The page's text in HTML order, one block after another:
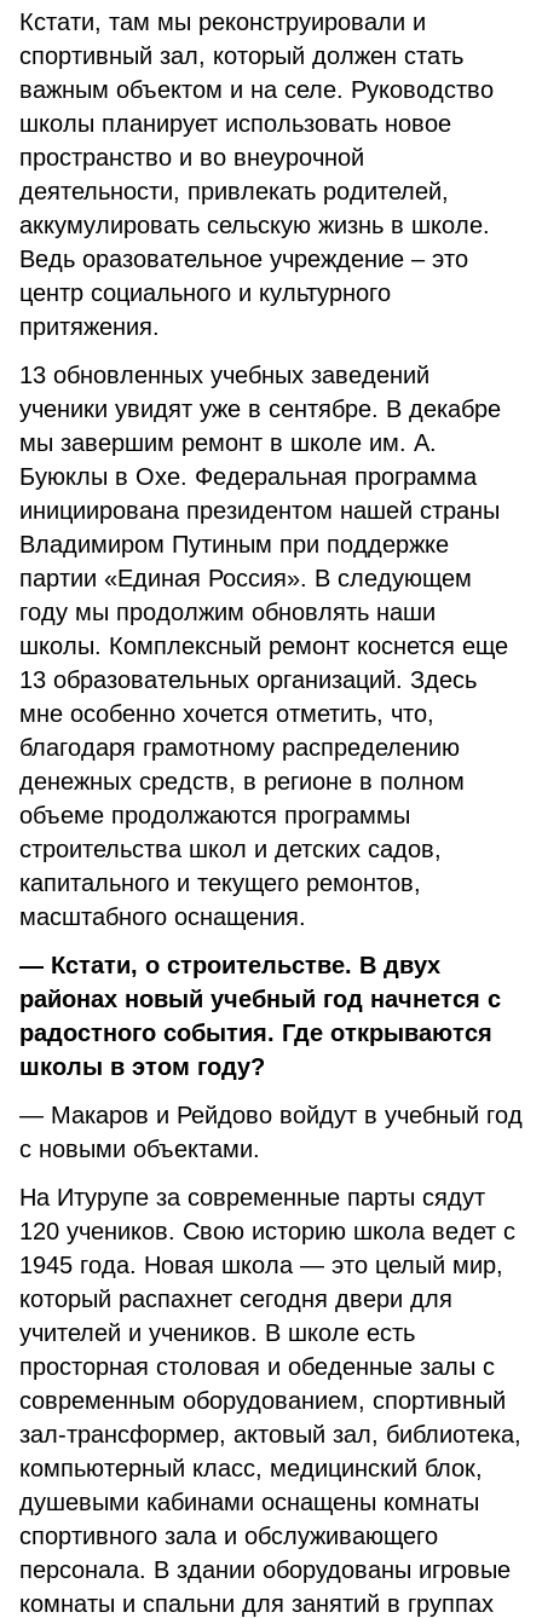
Кстати, там мы реконструировали и
спортивный зал, который должен стать
важным объектом и на селе. Руководство
школы планирует использовать новое
пространство и во внеурочной
деятельности, привлекать родителей,
аккумулировать сельскую жизнь в школе.
Ведь оразовательное учреждение – это
центр социального и культурного
притяжения.
13 обновленных учебных заведений
ученики увидят уже в сентябре. В декабре
мы завершим ремонт в школе им. А.
Буюклы в Охе. Федеральная программа
инициирована президентом нашей страны
Владимиром Путиным при поддержке
партии «Единая Россия». В следующем
году мы продолжим обновлять наши
школы. Комплексный ремонт коснется еще
13 образовательных организаций. Здесь
мне особенно хочется отметить, что,
благодаря грамотному распределению
денежных средств, в регионе в полном
объеме продолжаются программы
строительства школ и детских садов,
капитального и текущего ремонтов,
масштабного оснащения.
— Кстати, о строительстве. В двух
районах новый учебный год начнется с
радостного события. Где открываются
школы в этом году?
— Макаров и Рейдово войдут в учебный год
с новыми объектами.
На Итурупе за современные парты сядут
120 учеников. Свою историю школа ведет с
1945 года. Новая школа — это целый мир,
который распахнет сегодня двери для
учителей и учеников. В школе есть
просторная столовая и обеденные залы с
современным оборудованием, спортивный
зал-трансформер, актовый зал, библиотека,
компьютерный класс, медицинский блок,
душевыми кабинами оснащены комнаты
спортивного зала и обслуживающего
персонала. В здании оборудованы игровые
комнаты и спальни для занятий в группах